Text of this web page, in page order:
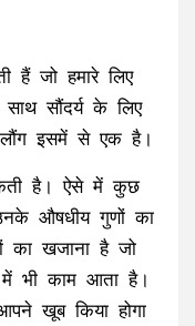
फॉस्फोरस,
एसिड से भरपूर
कई समस्‍याओं में
आइये जाने इसके